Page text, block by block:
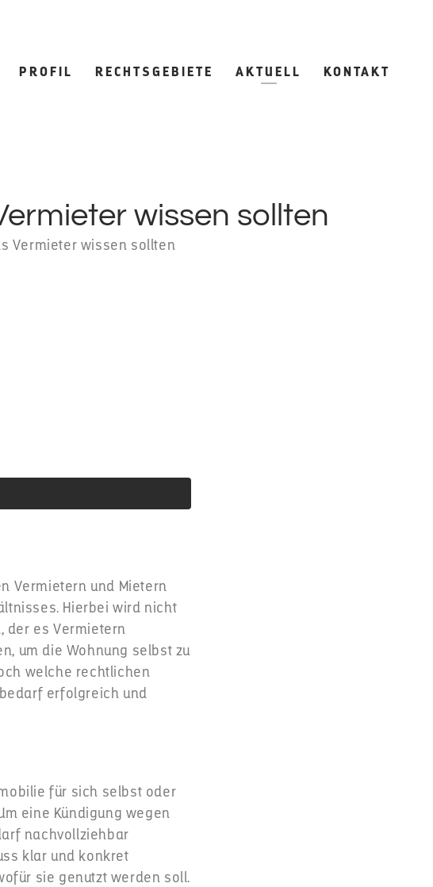
PROFIL RECHTSGEBIETE AKTUELL KONTAKT
wissen sollten
Vermieter wissen sollten
Vermietern und Mietern
Hierbei wird nicht
der es Vermietern
um die Wohnung selbst zu
welche rechtlichen
erfolgreich und
für sich selbst oder
eine Kündigung wegen
nachvollziehbar
klar und konkret
sie genutzt werden soll.